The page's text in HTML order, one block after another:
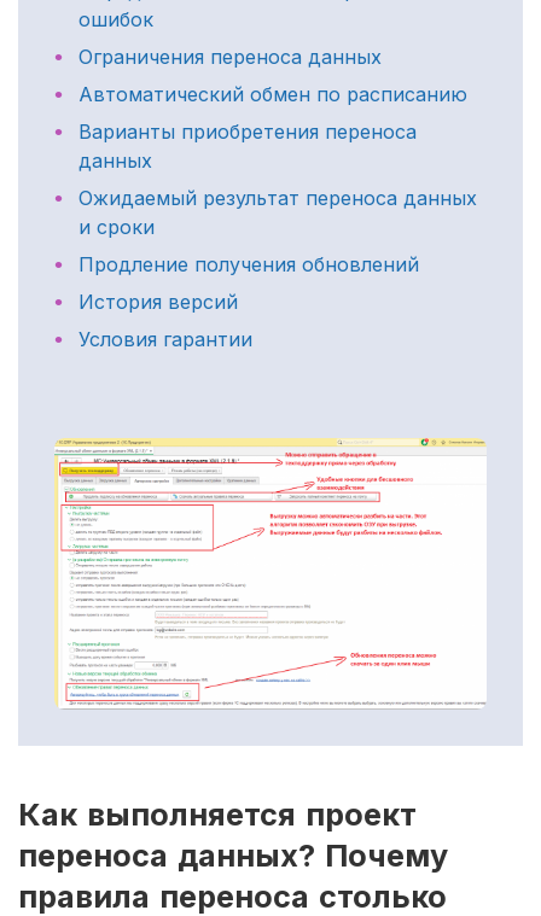
ошибок
Ограничения переноса данных
Автоматический обмен по расписанию
Варианты приобретения переноса
данных
Ожидаемый результат переноса данных
и сроки
Продление получения обновлений
История версий
Условия гарантии
Как выполняется проект
переноса данных? Почему
правила переноса столько